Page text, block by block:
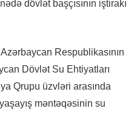
dövlət başçısının iştirakı
Respublikasının
Dövlət Su Ehtiyatları
Qrupu üzvləri arasında
məntəqəsinin su